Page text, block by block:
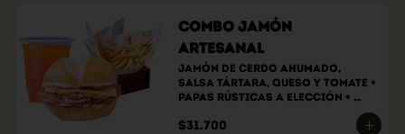
Combo Jamón
Artesanal
Jamón de cerdo ahumado,
salsa tártara, queso y tomate +
papas rústicas a elección +
$31.700